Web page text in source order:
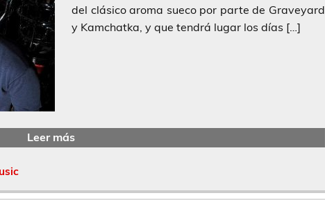
del clásico aroma sueco por parte de Graveyard
y Kamchatka, y que tendrá lugar los días […]
Leer más